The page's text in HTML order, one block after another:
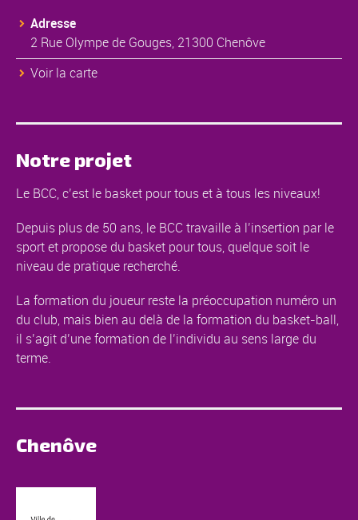
Adresse
2 Rue Olympe de Gouges, 21300 Chenôve
Voir la carte
Notre projet
Le BCC, c’est le basket pour tous et à tous les niveaux!
Depuis plus de 50 ans, le BCC travaille à l’insertion par le
sport et propose du basket pour tous, quelque soit le
niveau de pratique recherché.
La formation du joueur reste la préoccupation numéro un
du club, mais bien au delà de la formation du basket-ball,
il s’agit d’une formation de l’individu au sens large du
terme.
Chenôve